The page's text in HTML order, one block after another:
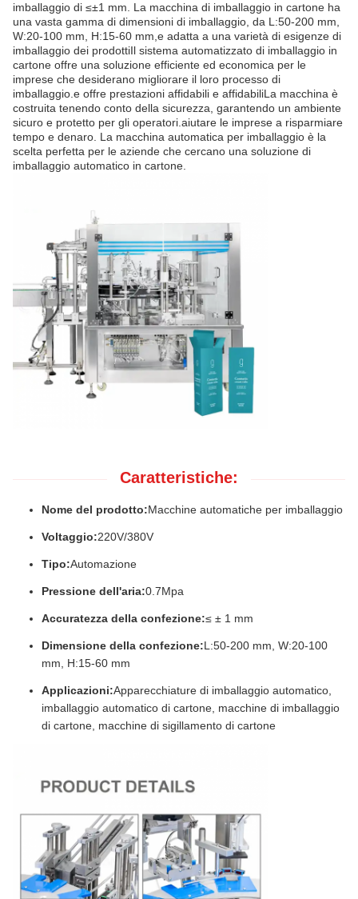
imballaggio di ≤±1 mm. La macchina di imballaggio in cartone ha
una vasta gamma di dimensioni di imballaggio, da L:50-200 mm,
W:20-100 mm, H:15-60 mm,e adatta a una varietà di esigenze di
imballaggio dei prodottiIl sistema automatizzato di imballaggio in
cartone offre una soluzione efficiente ed economica per le
imprese che desiderano migliorare il loro processo di
imballaggio.e offre prestazioni affidabili e affidabiliLa macchina è
costruita tenendo conto della sicurezza, garantendo un ambiente
sicuro e protetto per gli operatori.aiutare le imprese a risparmiare
tempo e denaro. La macchina automatica per imballaggio è la
scelta perfetta per le aziende che cercano una soluzione di
imballaggio automatico in cartone.
Caratteristiche:
Nome del prodotto:Macchine automatiche per imballaggio
Voltaggio:220V/380V
Tipo:Automazione
Pressione dell'aria:0.7Mpa
Accuratezza della confezione:≤ ± 1 mm
Dimensione della confezione:L:50-200 mm, W:20-100
mm, H:15-60 mm
Applicazioni:Apparecchiature di imballaggio automatico,
imballaggio automatico di cartone, macchine di imballaggio
di cartone, macchine di sigillamento di cartone